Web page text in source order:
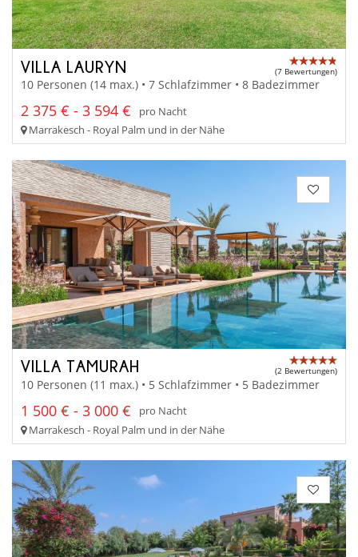
VILLA LAURYN (7 Bewertungen)
10 Personen (14 max.) • 7 Schlafzimmer • 8 Badezimmer
2 375 € - 3 594 €
pro Nacht
Marrakesch - Royal Palm und in der Nähe
VILLA TAMURAH (2 Bewertungen)
10 Personen (11 max.) • 5 Schlafzimmer • 5 Badezimmer
1 500 € - 3 000 €
pro Nacht
Marrakesch - Royal Palm und in der Nähe